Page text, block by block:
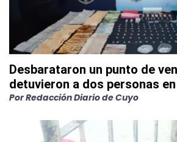
Desbarataron un punto de
detuvieron a dos personas
PorRedacción Diario de Cuyo